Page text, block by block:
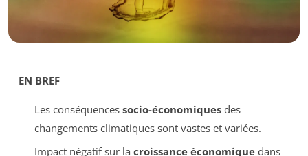
EN BREF
Les conséquences socio-économiquesdes
changements climatiques sont vastes et variées.
Impact négatif sur la croissance économiquedans